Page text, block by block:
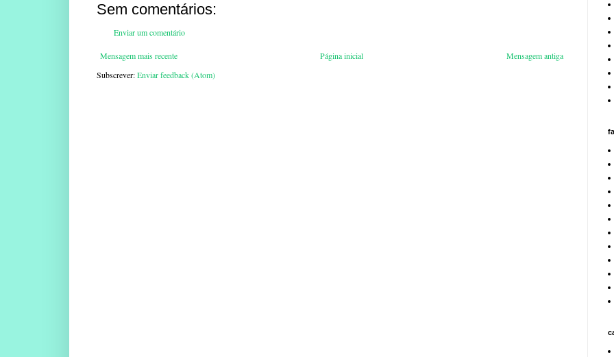
Sem comentários:
Enviar um comentário
Mensagem mais recente Mensagem antiga
Página inicial
Subscrever:Enviar feedback (Atom)